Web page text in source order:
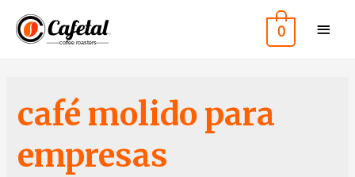
0
café molido para
empresas